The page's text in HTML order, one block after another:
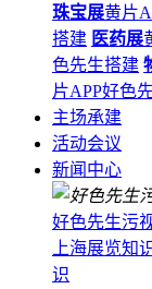
珠宝展黄片
搭建 医药展
色先生搭建
片APP好色
主场承建
活动会议
新闻中心
好色先生污
上海展览知
识